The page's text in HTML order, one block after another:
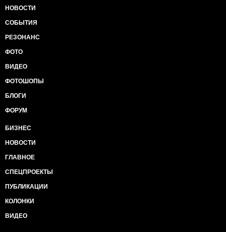
НОВОСТИ
СОБЫТИЯ
РЕЗОНАНС
ФОТО
ВИДЕО
ФОТОШОПЫ
БЛОГИ
ФОРУМ
БИЗНЕС
НОВОСТИ
ГЛАВНОЕ
СПЕЦПРОЕКТЫ
ПУБЛИКАЦИИ
КОЛОНКИ
ВИДЕО